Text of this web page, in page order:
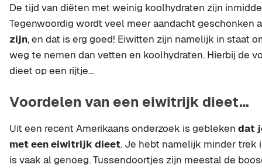
De tijd van diëten met weinig koolhydraten zijn
Tegenwoordig wordt veel meer aandacht geschonken
zijn, en dat is erg goed! Eiwitten zijn namelijk in staat
weg te nemen dan vetten en koolhydraten. Hierbij de
dieet op een rijtje…
Voordelen van een eiwitrijk dieet…
Uit een recent Amerikaans onderzoek is gebleken dat
met een eiwitrijk dieet. Je hebt namelijk minder trek
is vaak al genoeg. Tussendoortjes zijn meestal de